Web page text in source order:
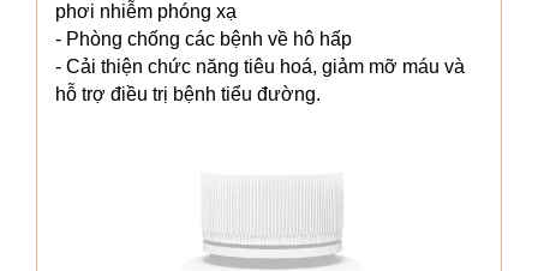
phơi nhiễm phóng xạ
- Phòng chống các bệnh về hô hấp
- Cải thiện chức năng tiêu hoá, giảm mỡ máu và
hỗ trợ điều trị bệnh tiểu đường.